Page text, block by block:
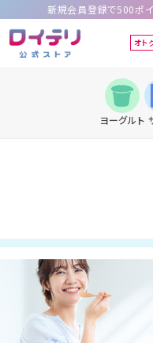
新規会員登録で500ポイ
オト
ヨーグルト